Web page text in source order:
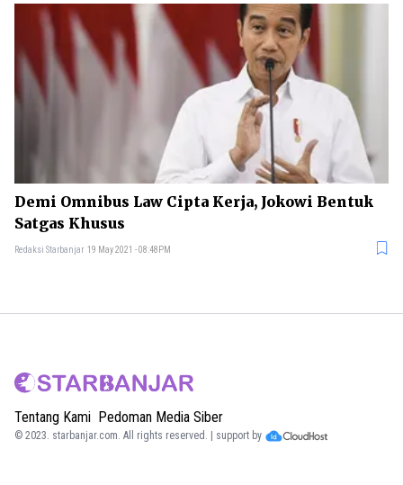
Demi Omnibus Law Cipta Kerja, Jokowi Bentuk
Satgas Khusus
Redaksi Starbanjar 19 May 2021 - 08:48PM
Tentang Kami Pedoman Media Siber
© 2023. starbanjar.com. All rights reserved. | support by